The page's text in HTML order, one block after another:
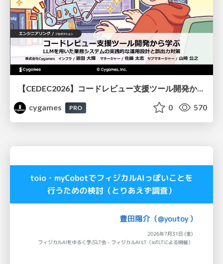
【CEDEC2026】コードレビュー支援ツール開発から学ぶ：LLMを用いた業務システムの実践的な運用設計と誤出力対策
cygames
PRO 0 570